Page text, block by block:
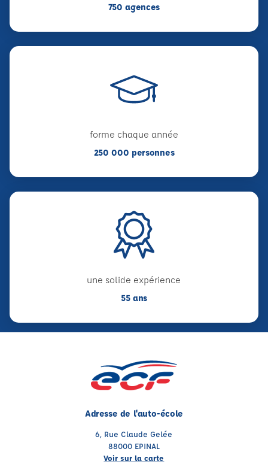
750 agences
forme chaque année
250 000 personnes
une solide expérience
55 ans
Adresse de l'auto-école
6, Rue Claude Gelée
88000 EPINAL
Voir sur la carte